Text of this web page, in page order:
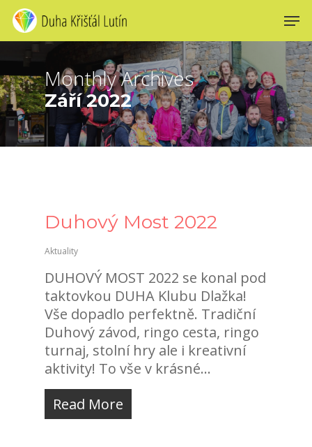
Skip
to
main
content
Monthly Archives
Září 2022
Duhový Most 2022
Aktuality
DUHOVÝ MOST 2022 se konal pod
taktovkou DUHA Klubu Dlažka!
Vše dopadlo perfektně. Tradiční
Duhový závod, ringo cesta, ringo
turnaj, stolní hry ale i kreativní
aktivity! To vše v krásné...
Read More